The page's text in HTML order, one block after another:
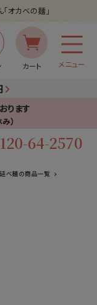
オカベの麺」
カート メニュー
ります
）
64-2570
べ麺の商品一覧